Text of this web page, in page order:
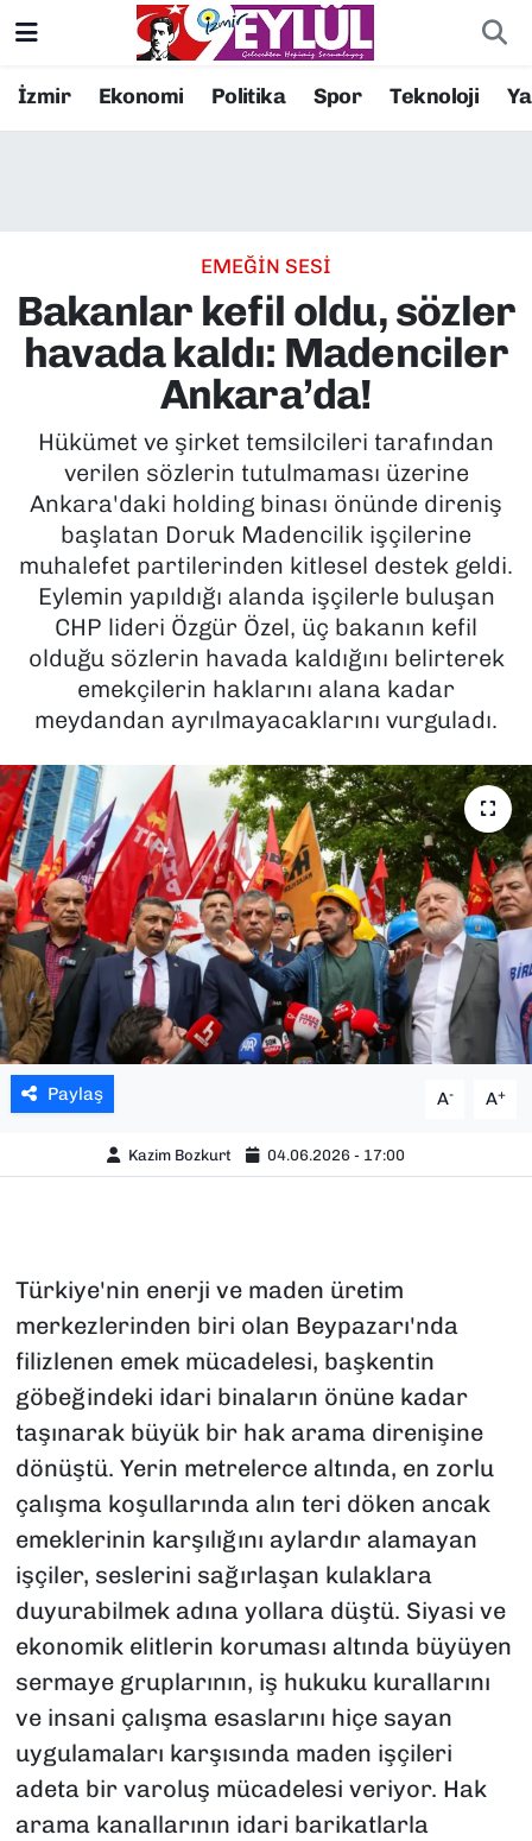
İzmir Ekonomi Politika Spor Teknoloji
EMEĞİN SESİ
Bakanlar kefil oldu, sözler
havada kaldı: Madenciler
Ankara’da!
Hükümet ve şirket temsilcileri tarafından
verilen sözlerin tutulmaması üzerine
Ankara'daki holding binası önünde direniş
başlatan Doruk Madencilik işçilerine
muhalefet partilerinden kitlesel destek geldi.
Eylemin yapıldığı alanda işçilerle buluşan
CHP lideri Özgür Özel, üç bakanın kefil
olduğu sözlerin havada kaldığını belirterek
emekçilerin haklarını alana kadar
meydandan ayrılmayacaklarını vurguladı.
Paylaş A- A+
Kazim Bozkurt 04.06.2026 - 17:00
Türkiye'nin enerji ve maden üretim
merkezlerinden biri olan Beypazarı'nda
filizlenen emek mücadelesi, başkentin
göbeğindeki idari binaların önüne kadar
taşınarak büyük bir hak arama direnişine
dönüştü. Yerin metrelerce altında, en zorlu
çalışma koşullarında alın teri döken ancak
emeklerinin karşılığını aylardır alamayan
işçiler, seslerini sağırlaşan kulaklara
duyurabilmek adına yollara düştü. Siyasi ve
ekonomik elitlerin koruması altında büyüyen
sermaye gruplarının, iş hukuku kurallarını
ve insani çalışma esaslarını hiçe sayan
uygulamaları karşısında maden işçileri
adeta bir varoluş mücadelesi veriyor. Hak
arama kanallarının idari barikatlarla
Resmi İlanlar
EKONOMİ
KÜLTÜR SANAT
MAGAZİN
POLİTİKA
SAĞLIK
SPOR
TEKNOLOJİ
YEREL YÖNETİMLER
Konak Nöbetçi Eczaneler
Süper Lig Puan Durumu ve Fikstür
Tüm Manşetler
Son Dakika Haberleri
Haber Arşivi